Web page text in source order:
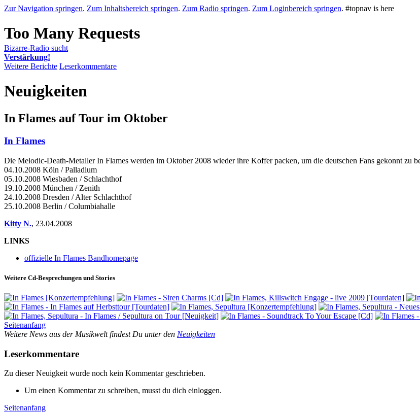
Zur Navigation springen. Zum Inhaltsbereich springen. Zum Radio springen. Zum Loginbereich springen. #topnav is here
Bizarre-Radio sucht
Verstärkung!
Weitere Berichte Leserkommentare
Neuigkeiten
In Flames auf Tour im Oktober
In Flames
Die Melodic-Death-Metaller In Flames werden im Oktober 2008 wieder ihre Koffer packen, um die deutschen Fans gekonnt zu
04.10.2008 Köln / Palladium
05.10.2008 Wiesbaden / Schlachthof
19.10.2008 München / Zenith
24.10.2008 Dresden / Alter Schlachthof
25.10.2008 Berlin / Columbiahalle
Kitty N., 23.04.2008
LINKS
offizielle In Flames Bandhomepage
Weitere Cd-Besprechungen und Stories
Seitenanfang
Weitere News aus der Musikwelt findest Du unter den Neuigkeiten
Leserkommentare
Zu dieser Neuigkeit wurde noch kein Kommentar geschrieben.
Um einen Kommentar zu schreiben, musst du dich einloggen.
Seitenanfang